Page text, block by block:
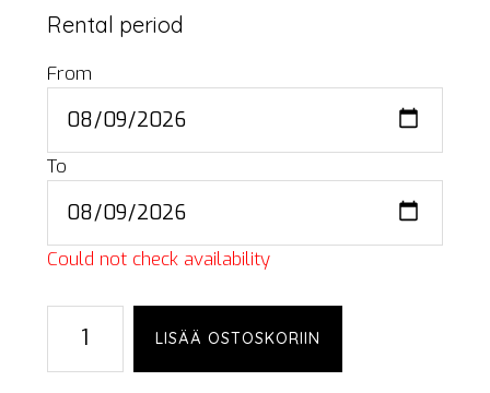
Rental period
From
To
Could not check availability
caster,
LISÄÄ OSTOSKORIIN